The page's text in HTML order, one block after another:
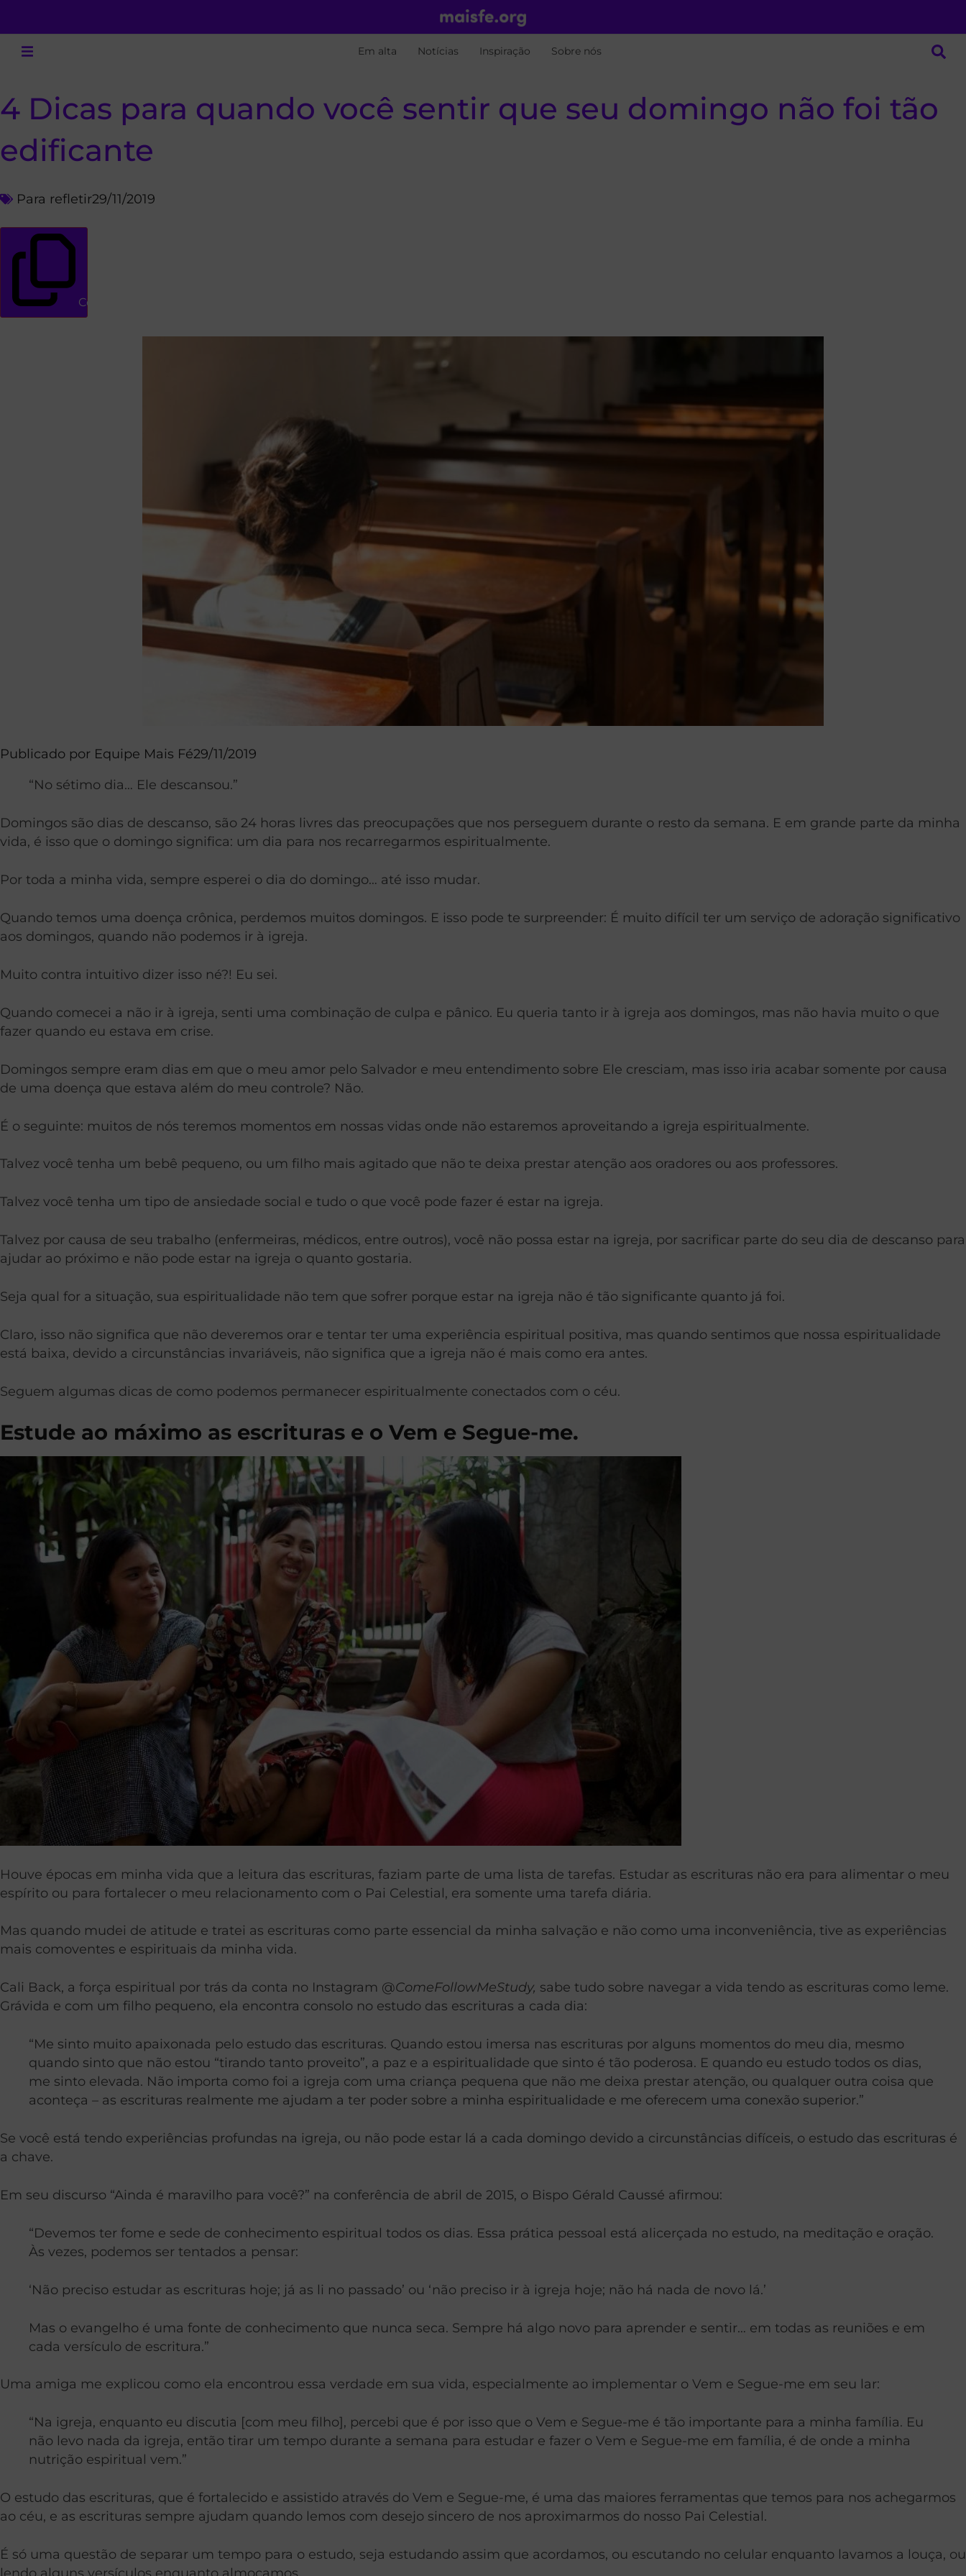
Em alta Notícias Inspiração Sobre nós
4 Dicas para quando você sentir que seu domingo não foi tão
edificante
Para refletir29/11/2019
Copiar link
Publicado por Equipe Mais Fé29/11/2019
“No sétimo dia… Ele descansou.”
Domingos são dias de descanso, são 24 horas livres das preocupações que nos perseguem durante o resto da semana. E em grande parte da minha
vida, é isso que o domingo significa: um dia para nos recarregarmos espiritualmente.
Por toda a minha vida, sempre esperei o dia do domingo… até isso mudar.
Quando temos uma doença crônica, perdemos muitos domingos. E isso pode te surpreender: É muito difícil ter um serviço de adoração significativo
aos domingos, quando não podemos ir à igreja.
Muito contra intuitivo dizer isso né?! Eu sei.
Quando comecei a não ir à igreja, senti uma combinação de culpa e pânico. Eu queria tanto ir à igreja aos domingos, mas não havia muito o que
fazer quando eu estava em crise.
Domingos sempre eram dias em que o meu amor pelo Salvador e meu entendimento sobre Ele cresciam, mas isso iria acabar somente por causa
de uma doença que estava além do meu controle? Não.
É o seguinte: muitos de nós teremos momentos em nossas vidas onde não estaremos aproveitando a igreja espiritualmente.
Talvez você tenha um bebê pequeno, ou um filho mais agitado que não te deixa prestar atenção aos oradores ou aos professores.
Talvez você tenha um tipo de ansiedade social e tudo o que você pode fazer é estar na igreja.
Talvez por causa de seu trabalho (enfermeiras, médicos, entre outros), você não possa estar na igreja, por sacrificar parte do seu dia de descanso para
ajudar ao próximo e não pode estar na igreja o quanto gostaria.
Seja qual for a situação, sua espiritualidade não tem que sofrer porque estar na igreja não é tão significante quanto já foi.
Claro, isso não significa que não deveremos orar e tentar ter uma experiência espiritual positiva, mas quando sentimos que nossa espiritualidade
está baixa, devido a circunstâncias invariáveis, não significa que a igreja não é mais como era antes.
Seguem algumas dicas de como podemos permanecer espiritualmente conectados com o céu.
Estude ao máximo as escrituras e o Vem e Segue-me.
Houve épocas em minha vida que a leitura das escrituras, faziam parte de uma lista de tarefas. Estudar as escrituras não era para alimentar o meu
espírito ou para fortalecer o meu relacionamento com o Pai Celestial, era somente uma tarefa diária.
Mas quando mudei de atitude e tratei as escrituras como parte essencial da minha salvação e não como uma inconveniência, tive as experiências
mais comoventes e espirituais da minha vida.
Cali Back, a força espiritual por trás da conta no Instagram @ComeFollowMeStudy, sabe tudo sobre navegar a vida tendo as escrituras como leme.
Grávida e com um filho pequeno, ela encontra consolo no estudo das escrituras a cada dia:
“Me sinto muito apaixonada pelo estudo das escrituras. Quando estou imersa nas escrituras por alguns momentos do meu dia, mesmo
quando sinto que não estou “tirando tanto proveito”, a paz e a espiritualidade que sinto é tão poderosa. E quando eu estudo todos os dias,
me sinto elevada. Não importa como foi a igreja com uma criança pequena que não me deixa prestar atenção, ou qualquer outra coisa que
aconteça – as escrituras realmente me ajudam a ter poder sobre a minha espiritualidade e me oferecem uma conexão superior.”
Se você está tendo experiências profundas na igreja, ou não pode estar lá a cada domingo devido a circunstâncias difíceis, o estudo das escrituras é
a chave.
Em seu discurso “Ainda é maravilho para você?” na conferência de abril de 2015, o Bispo Gérald Caussé afirmou:
“Devemos ter fome e sede de conhecimento espiritual todos os dias. Essa prática pessoal está alicerçada no estudo, na meditação e oração.
Às vezes, podemos ser tentados a pensar:
‘Não preciso estudar as escrituras hoje; já as li no passado’ ou ‘não preciso ir à igreja hoje; não há nada de novo lá.’
Mas o evangelho é uma fonte de conhecimento que nunca seca. Sempre há algo novo para aprender e sentir… em todas as reuniões e em
cada versículo de escritura.”
Uma amiga me explicou como ela encontrou essa verdade em sua vida, especialmente ao implementar o Vem e Segue-me em seu lar:
“Na igreja, enquanto eu discutia [com meu filho], percebi que é por isso que o Vem e Segue-me é tão importante para a minha família. Eu
não levo nada da igreja, então tirar um tempo durante a semana para estudar e fazer o Vem e Segue-me em família, é de onde a minha
nutrição espiritual vem.”
O estudo das escrituras, que é fortalecido e assistido através do Vem e Segue-me, é uma das maiores ferramentas que temos para nos achegarmos
ao céu, e as escrituras sempre ajudam quando lemos com desejo sincero de nos aproximarmos do nosso Pai Celestial.
É só uma questão de separar um tempo para o estudo, seja estudando assim que acordamos, ou escutando no celular enquanto lavamos a louça, ou
lendo alguns versículos enquanto almoçamos.